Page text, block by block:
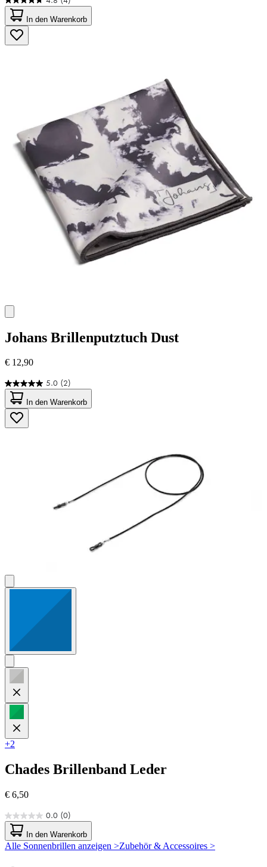
4.8
von
5
Sternen.
4
In den Warenkorb
Johans Brillenputztuch Dust
€ 12,90
5.0 (2)
5.0
von
5
Sternen.
2
In den Warenkorb
+2
Chades Brillenband Leder
€ 6,50
0.0 (0)
0.0
von
5
Sternen.
In den Warenkorb
Alle Sonnenbrillen anzeigen >Zubehör & Accessoires >